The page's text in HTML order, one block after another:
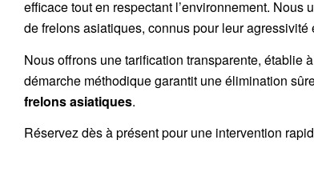
efficace tout en respectant l’environnement.
defrelons asiatiques, connus pour leur
Nous offrons unetarification transparente, établie
démarche méthodique garantit une élimination
frelons asiatiques.
Réservezdès à présent pour une intervention